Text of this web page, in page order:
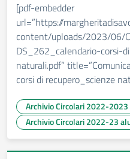
[pdf-embedder
url=”https://
content/uploads/2023/06/
DS_262_calendario-corsi-
naturali.pdf”
corsi di recupero_scienze
Archivio Circolari 2022-
Archivio Circolari 2022-23